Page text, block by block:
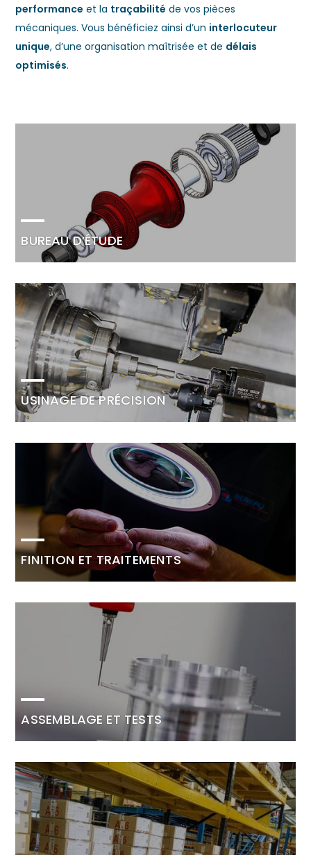
performance et la traçabilité de vos pièces
mécaniques. Vous bénéficiez ainsi d’un interlocuteur
unique, d’une organisation maîtrisée et de délais
optimisés.
BUREAU D’ÉTUDE
USINAGE DE PRÉCISION
FINITION ET TRAITEMENTS
ASSEMBLAGE ET TESTS